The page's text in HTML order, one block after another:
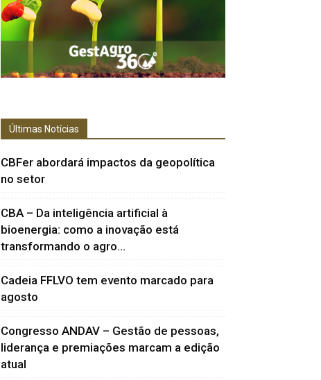
Últimas Notícias
CBFer abordará impactos da geopolítica
no setor
CBA – Da inteligência artificial à
bioenergia: como a inovação está
transformando o agro...
Cadeia FFLVO tem evento marcado para
agosto
Congresso ANDAV – Gestão de pessoas,
liderança e premiações marcam a edição
atual